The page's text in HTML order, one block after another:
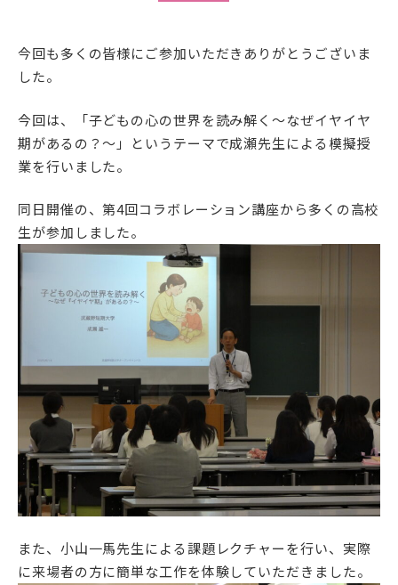
一般の方
企業の方
資料請求・お問い合わせ
アクセス サイトマップ
情報公開Ⅰ 情報公開Ⅱ
附属幼稚園・保育園サイ
サイトポリシー
今回も多くの皆様にご参加いただきありがとうございま
した。
今回は、「子どもの心の世界を読み解く～なぜイヤイヤ
期があるの？～」というテーマで成瀬先生による模擬授
業を行いました。
同日開催の、第4回コラボレーション講座から多くの高校
生が参加しました。
また、小山一馬先生による課題レクチャーを行い、実際
に来場者の方に簡単な工作を体験していただきました。